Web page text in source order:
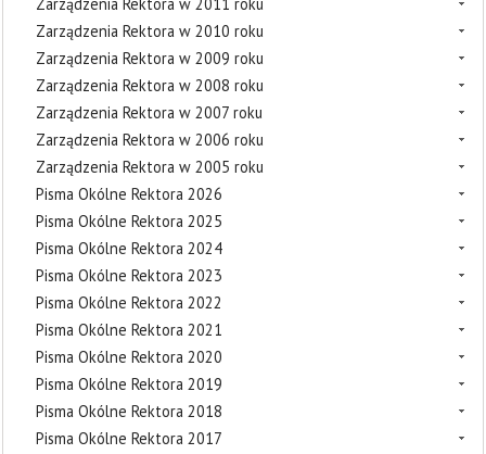
Zarządzenia Rektora w 2010 roku
Zarządzenia Rektora w 2009 roku
Zarządzenia Rektora w 2008 roku
Zarządzenia Rektora w 2007 roku
Zarządzenia Rektora w 2006 roku
Zarządzenia Rektora w 2005 roku
Pisma Okólne Rektora 2026
Pisma Okólne Rektora 2025
Pisma Okólne Rektora 2024
Pisma Okólne Rektora 2023
Pisma Okólne Rektora 2022
Pisma Okólne Rektora 2021
Pisma Okólne Rektora 2020
Pisma Okólne Rektora 2019
Pisma Okólne Rektora 2018
Pisma Okólne Rektora 2017